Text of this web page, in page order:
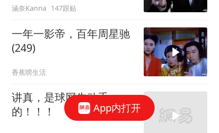
涵奈Kanna 147跟贴
一年一影帝，百年周星驰
(249)
香蕉唠生活
讲真，是球网先动手
的！！！
App内打开